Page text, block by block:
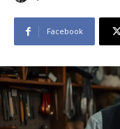
Facebook